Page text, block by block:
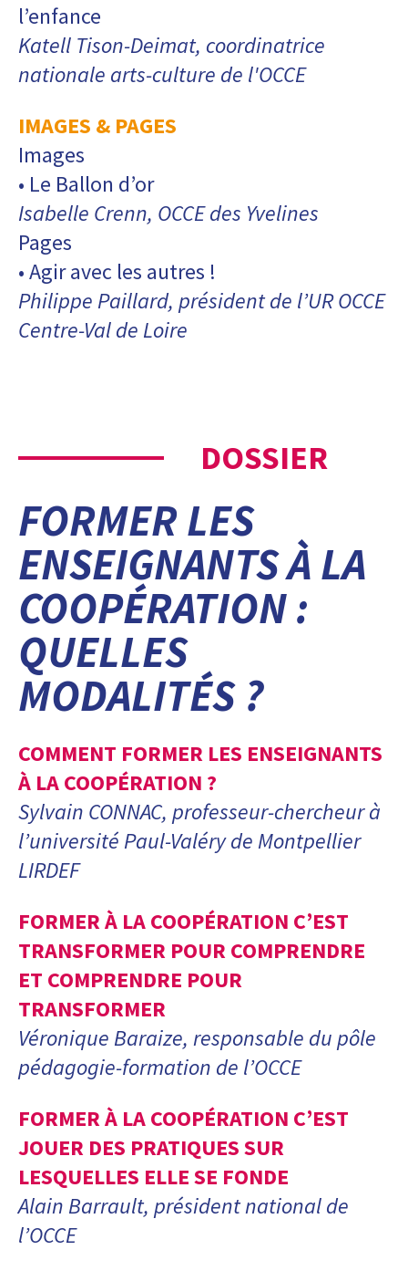
l’enfance
Katell Tison-Deimat, coordinatrice
nationale arts-culture de l'OCCE
IMAGES & PAGES
Images
• Le Ballon d’or
Isabelle Crenn, OCCE des Yvelines
Pages
• Agir avec les autres !
Philippe Paillard, président de l’UR OCCE
Centre-Val de Loire
DOSSIER
FORMER LES
ENSEIGNANTS À LA
COOPÉRATION :
QUELLES
MODALITÉS ?
COMMENT FORMER LES ENSEIGNANTS
À LA COOPÉRATION ?
Sylvain CONNAC, professeur-chercheur à
l’université Paul-Valéry de Montpellier
LIRDEF
FORMER À LA COOPÉRATION C’EST
TRANSFORMER POUR COMPRENDRE
ET COMPRENDRE POUR
TRANSFORMER
Véronique Baraize, responsable du pôle
pédagogie-formation de l’OCCE
FORMER À LA COOPÉRATION C’EST
JOUER DES PRATIQUES SUR
LESQUELLES ELLE SE FONDE
Alain Barrault, président national de
l’OCCE